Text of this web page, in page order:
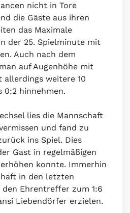
nicht in Tore
die Gäste aus ihren
das Maximale
der 25. Spielminute mit
Auch nach dem
auf Augenhöhe mit
allerdings weitere 10
0:2 hinnehmen.
lies die Mannschaft
und fand zu
ins Spiel. Dies
Gast in regelmäßigen
konnte. Immerhin
in den letzten
Ehrentreffer zum 1:6
Liebendörfer erzielen.